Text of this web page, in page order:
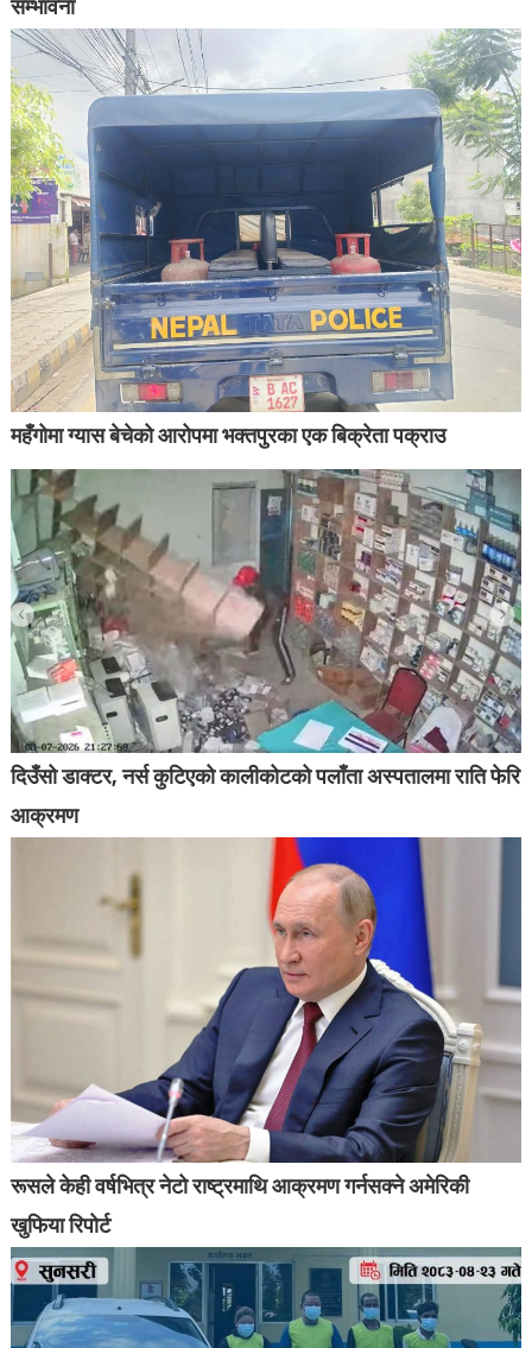
सम्भावना
महँगोमा ग्यास बेचेको आरोपमा भक्तपुरका एक बिक्रेता पक्राउ
दिउँसो डाक्टर, नर्स कुटिएको कालीकोटको पलाँता अस्पतालमा राति फेरि
आक्रमण
रूसले केही वर्षभित्र नेटो राष्ट्रमाथि आक्रमण गर्नसक्ने अमेरिकी
खुफिया रिपोर्ट